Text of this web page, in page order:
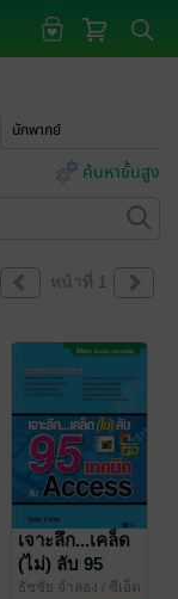
นักพากย์
ค้นหาขั้นสูง
หน้าที่ 1
เจาะลึก...เคล็ด
(ไม่) ลับ 95
เทคนิคกับ
ธัชชัย จำลอง / ซีเอ็ด